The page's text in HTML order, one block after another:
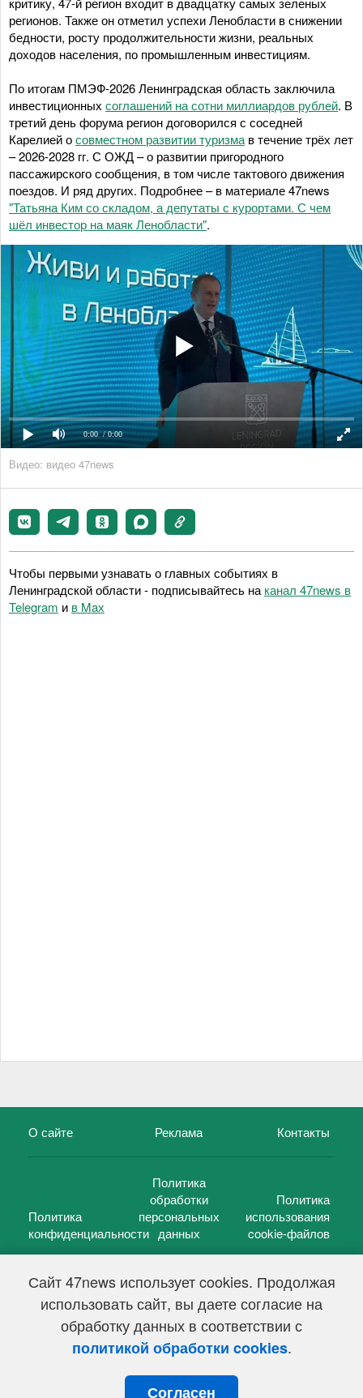
Сайт 47news использует cookies. Продолжая
использовать сайт, вы даете согласие на
обработку данных в соответствии с
политикой обработки cookies.
Согласен
регионов. Также он отметил успехи Ленобласти в снижении
бедности, росту продолжительности жизни, реальных
доходов населения, по промышленным инвестициям.
По итогам ПМЭФ-2026 Ленинградская область заключила
инвестиционных соглашений на сотни миллиардов рублей. В
третий день форума регион договорился с соседней
Карелией осовместном развитии туризма в течение трёх лет
– 2026-2028 гг. С ОЖД – о развитии пригородного
пассажирского сообщения, в том числе тактового движения
поездов. И ряд других. Подробнее – в материале 47news
"Татьяна Ким со складом, а депутаты с курортами. С чем
шёл инвестор на маяк Ленобласти".
0:00 / 0:00
Видео: видео 47news
Чтобы первыми узнавать о главных событиях в
Ленинградской области - подписывайтесь на канал 47news в
Telegram и в Maх
О сайте Реклама Контакты
Политика
конфиденциальности
Политика
обработки
персональных
данных
Политика
использования
cookie-файлов
47 новостей (47 news)2005 — 2026 г.
Свидетельство о регистрации СМИ Эл № ФС 77-39848, выдано
Федеральной службой по надзору в сфере связи,
информационных технологий и массовых коммуникаций